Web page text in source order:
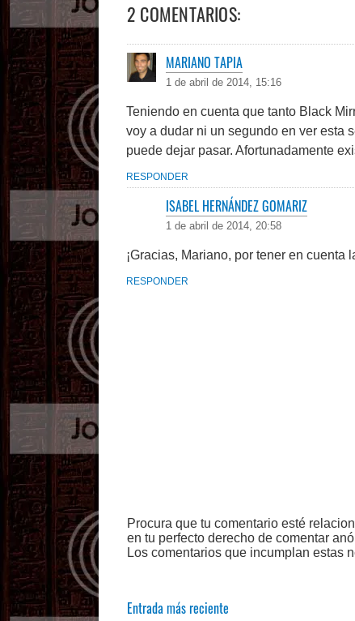
2 COMENTARIOS:
MARIANO TAPIA
1 de abril de 2014, 15:16
Teniendo en cuenta que tanto Black
voy a dudar ni un segundo en ver esta
puede dejar pasar. Afortunadamente
RESPONDER
ISABEL HERNÁNDEZ GOMARIZ
1 de abril de 2014, 20:58
¡Gracias, Mariano, por tener en
RESPONDER
Procura que tu comentario esté
en tu perfecto derecho de comentar
Los comentarios que incumplan estas
Entrada más reciente